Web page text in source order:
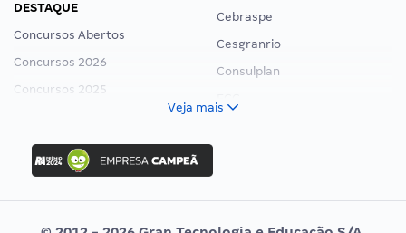
DESTAQUE
Concursos Abertos
Concursos 2026
Concursos 2025
Concurso Ibama
Concurso MPU
Editais publicados
Cebraspe
Cesgranrio
Consulplan
Veja mais